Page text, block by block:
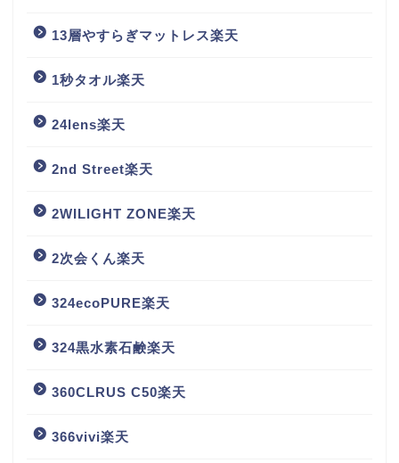
13層やすらぎマットレス楽天
1秒タオル楽天
24lens楽天
2nd Street楽天
2WILIGHT ZONE楽天
2次会くん楽天
324ecoPURE楽天
324黒水素石鹸楽天
360CLRUS C50楽天
366vivi楽天